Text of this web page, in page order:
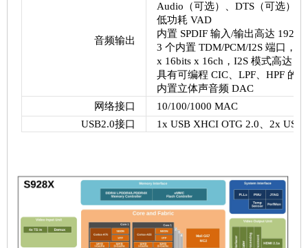
音频输出
Audio（可选）、DTS（可选）
低功耗 VAD
内置 SPDIF 输入/输出高达
3 个内置 TDM/PCM/I2S 端口，
x 16bits x 16ch，I2S 模式高达
具有可编程 CIC、LPF、HPF 的
内置立体声音频 DAC
网络接口
10/100/1000 MAC
USB2.0接口
1x USB XHCI OTG 2.0、2x USB